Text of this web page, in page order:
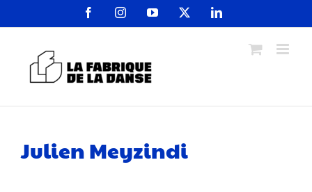
FacebookInstagramYouTube LinkedIn
Julien Meyzindi